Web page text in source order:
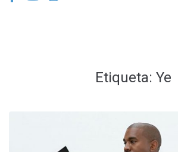
Etiqueta: Ye